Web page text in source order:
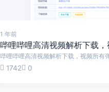
1 年前
1742 0